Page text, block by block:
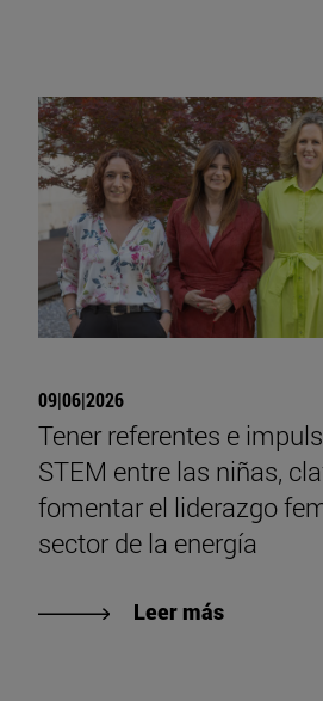
09|06|2026
Tener referentes e
STEM entre las niñas,
fomentar el liderazgo
sector de la energía
Leer más